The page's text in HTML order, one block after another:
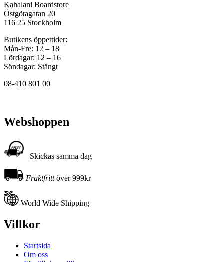
Kahalani Boardstore
Östgötagatan 20
116 25 Stockholm
Butikens öppettider:
Mån-Fre: 12 – 18
Lördagar: 12 – 16
Söndagar: Stängt
08-410 801 00
Webshoppen
Skickas samma dag
Fraktfrittöver 999kr
World Wide Shipping
Villkor
Startsida
Om oss